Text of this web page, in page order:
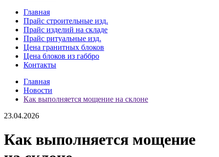
Главная
Прайс строительные изд.
Прайс изделий на складе
Прайс ритуальные изд.
Цена гранитных блоков
Цена блоков из габбро
Контакты
Главная
Новости
Как выполняется мощение на склоне
23.04.2026
Как выполняется мощение